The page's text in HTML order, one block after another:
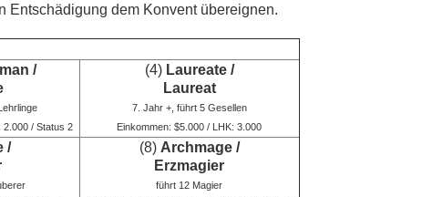
Entschädigung dem Konvent übereignen.
/
2.000 / Status 2
(4) Laureate /
Laureat
7. Jahr +, führt 5 Gesellen
Einkommen: $5.000 / LHK: 3.000
/
(8) Archmage /
Erzmagier
führt 12 Magier